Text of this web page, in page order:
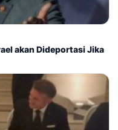
akan Dideportasi Jika